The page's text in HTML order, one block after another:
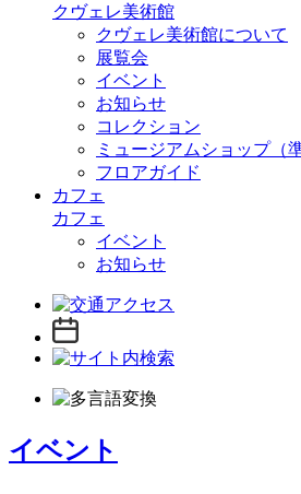
クヴェレ美術館
クヴェレ美術館について
展覧会
イベント
お知らせ
コレクション
ミュージアムショップ（
フロアガイド
カフェ
カフェ
イベント
お知らせ
イベント